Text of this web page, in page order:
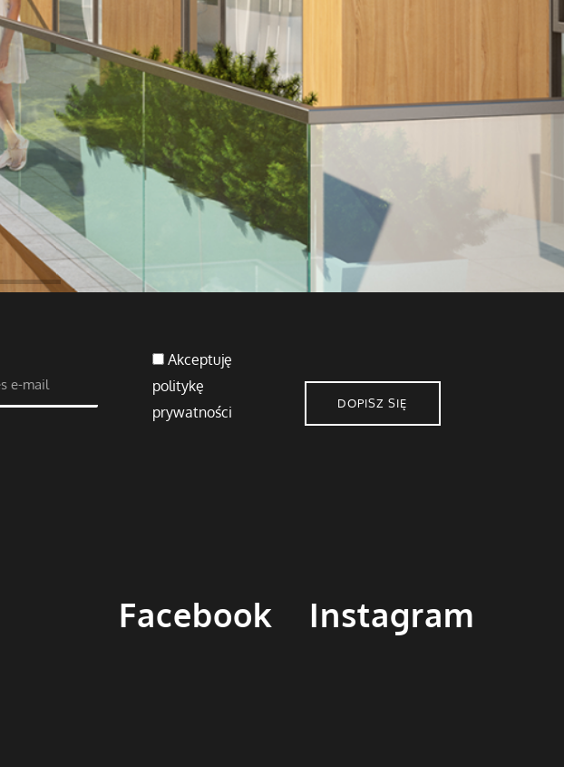
Akceptuję
politykę
prywatności
DOPISZ SIĘ
Facebook Instagram